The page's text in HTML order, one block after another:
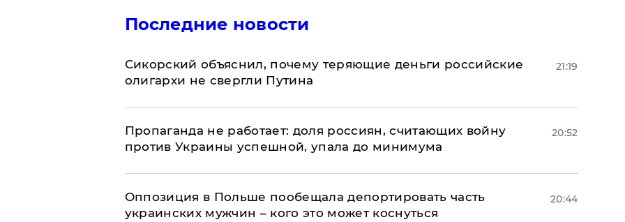
Последние новости
Сикорский объяснил, почему теряющие деньги российские
олигархи не свергли Путина
21:19
​Пропаганда не работает: доля россиян, считающих войну
против Украины успешной, упала до минимума
20:52
Оппозиция в Польше пообещала депортировать часть
украинских мужчин – кого это может коснуться
20:44